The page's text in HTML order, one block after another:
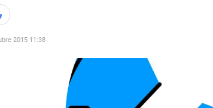
2015 11:38